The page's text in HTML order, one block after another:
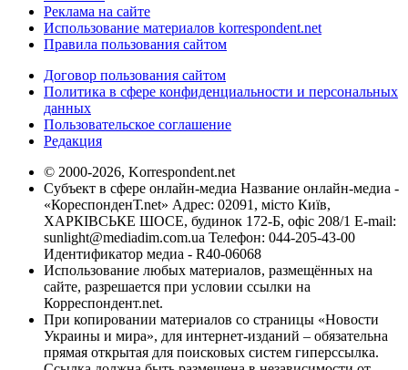
Реклама на сайте
Использование материалов korrespondent.net
Правила пользования сайтом
Договор пользования сайтом
Политика в сфере конфиденциальности и персональных
данных
Пользовательское соглашение
Редакция
© 2000-2026, Korrespondent.net
Субъект в сфере онлайн-медиа Название онлайн-медиа -
«КореспонденТ.net» Адрес: 02091, місто Київ,
ХАРКІВСЬКЕ ШОСЕ, будинок 172-Б, офіс 208/1 E-mail:
sunlight@mediadim.com.ua Телефон: 044-205-43-00
Идентификатор медиа - R40-06068
Использование любых материалов, размещённых на
сайте, разрешается при условии ссылки на
Корреспондент.net.
При копировании материалов со страницы «Новости
Украины и мира», для интернет-изданий – обязательна
прямая открытая для поисковых систем гиперссылка.